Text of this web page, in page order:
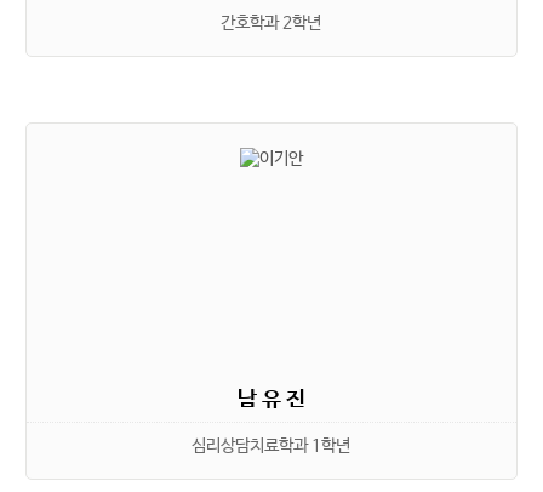
간호학과 2학년
남 유 진
심리상담치료학과 1학년